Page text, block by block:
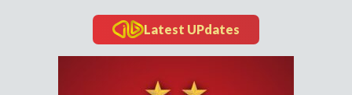
Latest UPdates